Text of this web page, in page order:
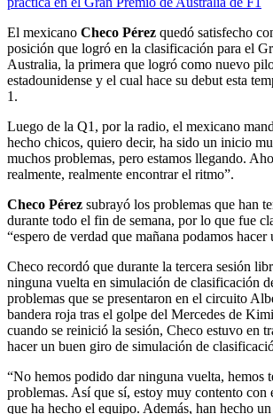
El mexicano Checo Pérez quedó satisfecho
posición que logró en la clasificación para el
Australia, la primera que logró como nuevo
estadounidense y el cual hace su debut esta
1.
Luego de la Q1, por la radio, el mexicano
hecho chicos, quiero decir, ha sido un inicio
muchos problemas, pero estamos llegando.
realmente, realmente encontrar el ritmo”.
Checo Pérez subrayó los problemas que han
durante todo el fin de semana, por lo que fue
“espero de verdad que mañana podamos hacer
Checo recordó que durante la tercera sesión
ninguna vuelta en simulación de clasificación
problemas que se presentaron en el circuito
bandera roja tras el golpe del Mercedes de
cuando se reinició la sesión, Checo estuvo en
hacer un buen giro de simulación de
“No hemos podido dar ninguna vuelta, hemos
problemas. Así que sí, estoy muy contento con
que ha hecho el equipo. Además, han hecho